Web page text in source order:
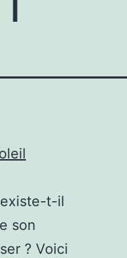
existe-t-il
son
? Voici